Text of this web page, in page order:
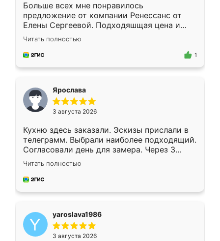
Больше всех мне понравилось
предложение от компании Ренессанс от
Елены Сергеевой. Подходяшщая цена и
короткие сроки изготовления. Приехавший
для замера сотрудник Владислав
предложил по моему эскизу самый
Читать полностью
1
Ярослава
3 августа 2026
Кухню здесь заказали. Эскизы прислали в
телеграмм. Выбрали наиболее подходящий.
Согласовали день для замера. Через 3
недели кухня была уже готова. Остались
довольны работой. Спасибо Ренессанс
мебель за качественную работу!
Читать полностью
yaroslava1986
3 августа 2026